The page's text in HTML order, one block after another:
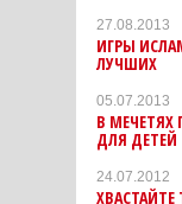
27.08.2013
ИГРЫ
ЛУЧШИХ
05.07.2013
В МЕЧЕТЯХ
ДЛЯ ДЕТЕЙ
24.07.2012